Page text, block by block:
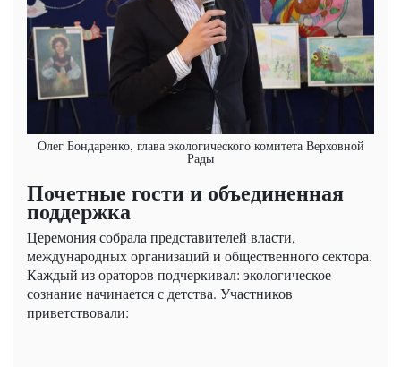
Олег Бондаренко, глава экологического комитета Верховной
Рады
Почетные гости и объединенная
поддержка
Церемония собрала представителей власти,
международных организаций и общественного сектора.
Каждый из ораторов подчеркивал: экологическое
сознание начинается с детства. Участников
приветствовали: